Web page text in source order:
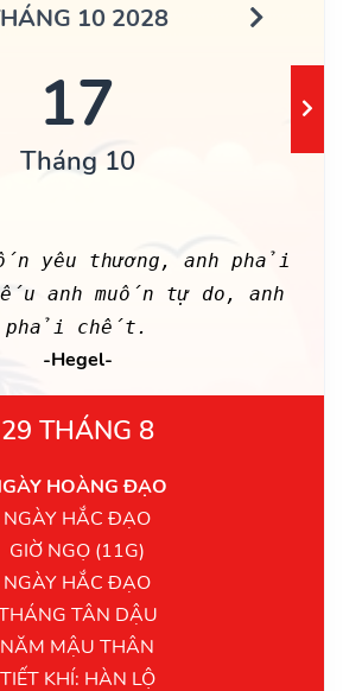
10 2028
17
Tháng 10
yêu thương, anh phải
anh muốn tự do, anh
phải chết.
-Hegel-
29 THÁNG 8
HOÀNG ĐẠO
NGÀY HẮC ĐẠO
GIỜ NGỌ (11G)
NGÀY HẮC ĐẠO
TÂN DẬU
NĂM MẬU THÂN
TIẾT KHÍ: HÀN LỘ